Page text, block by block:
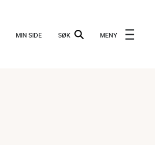
MIN SIDE SØK MENY